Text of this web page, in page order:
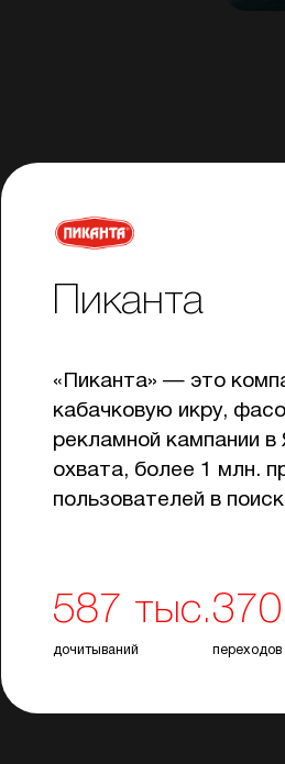
Пиканта
«Пиканта» — это
кабачковую икру,
рекламной кампании
охвата, более 1 млн.
пользователей в
587 тыс.
дочитываний переходов